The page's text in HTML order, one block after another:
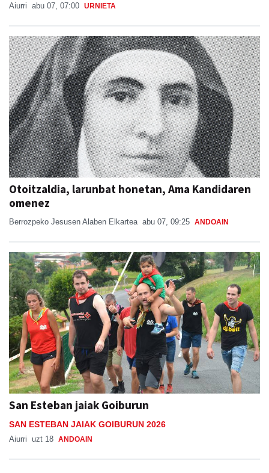
Aiurri abu 07, 07:00 URNIETA
Otoitzaldia, larunbat honetan, Ama Kandidaren
omenez
Berrozpeko Jesusen Alaben Elkartea abu 07, 09:25 ANDOAIN
San Esteban jaiak Goiburun
SAN ESTEBAN JAIAK GOIBURUN 2026
Aiurri uzt 18 ANDOAIN